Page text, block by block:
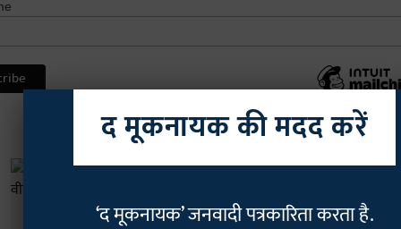
द मूकनायक की मदद करें
‘द मूकनायक’ जनवादी पत्रकारिता करता है.